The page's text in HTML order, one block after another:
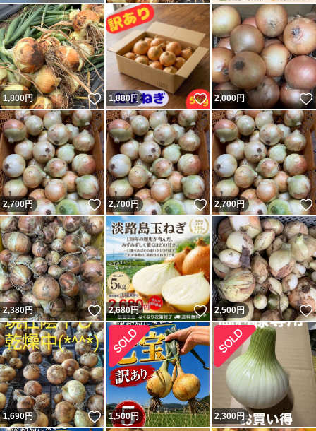
1,800円 いいね！
1,880円 いいね！
2,000円
2,700円 いいね！
2,700円 いいね！
2,700円
2,380円 いいね！
2,680円 いいね！
2,500円
1,690円 いいね！
1,500円 2,300円